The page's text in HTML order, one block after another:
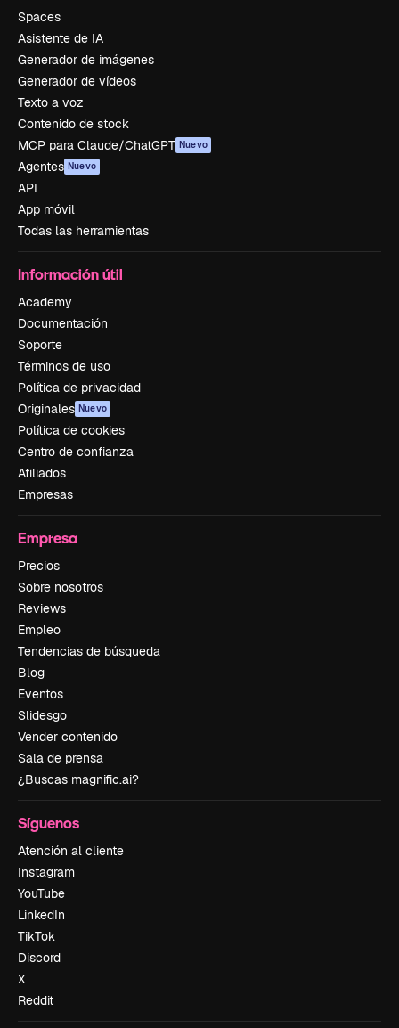
Spaces
Asistente de IA
Generador de imágenes
Generador de vídeos
Texto a voz
Contenido de stock
MCP para Claude/ChatGPT Nuevo
Agentes Nuevo
API
App móvil
Todas las herramientas
Información útil
Academy
Documentación
Soporte
Términos de uso
Política de privacidad
Originales Nuevo
Política de cookies
Centro de confianza
Afiliados
Empresas
Empresa
Precios
Sobre nosotros
Reviews
Empleo
Tendencias de búsqueda
Blog
Eventos
Slidesgo
Vender contenido
Sala de prensa
¿Buscas magnific.ai?
Síguenos
Atención al cliente
Instagram
YouTube
LinkedIn
TikTok
Discord
X
Reddit